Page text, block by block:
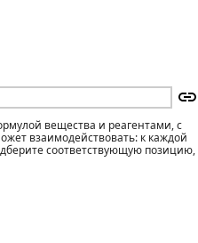
вещества и реагентами, с
взаимодействовать: к каждой
соответствующую позицию,